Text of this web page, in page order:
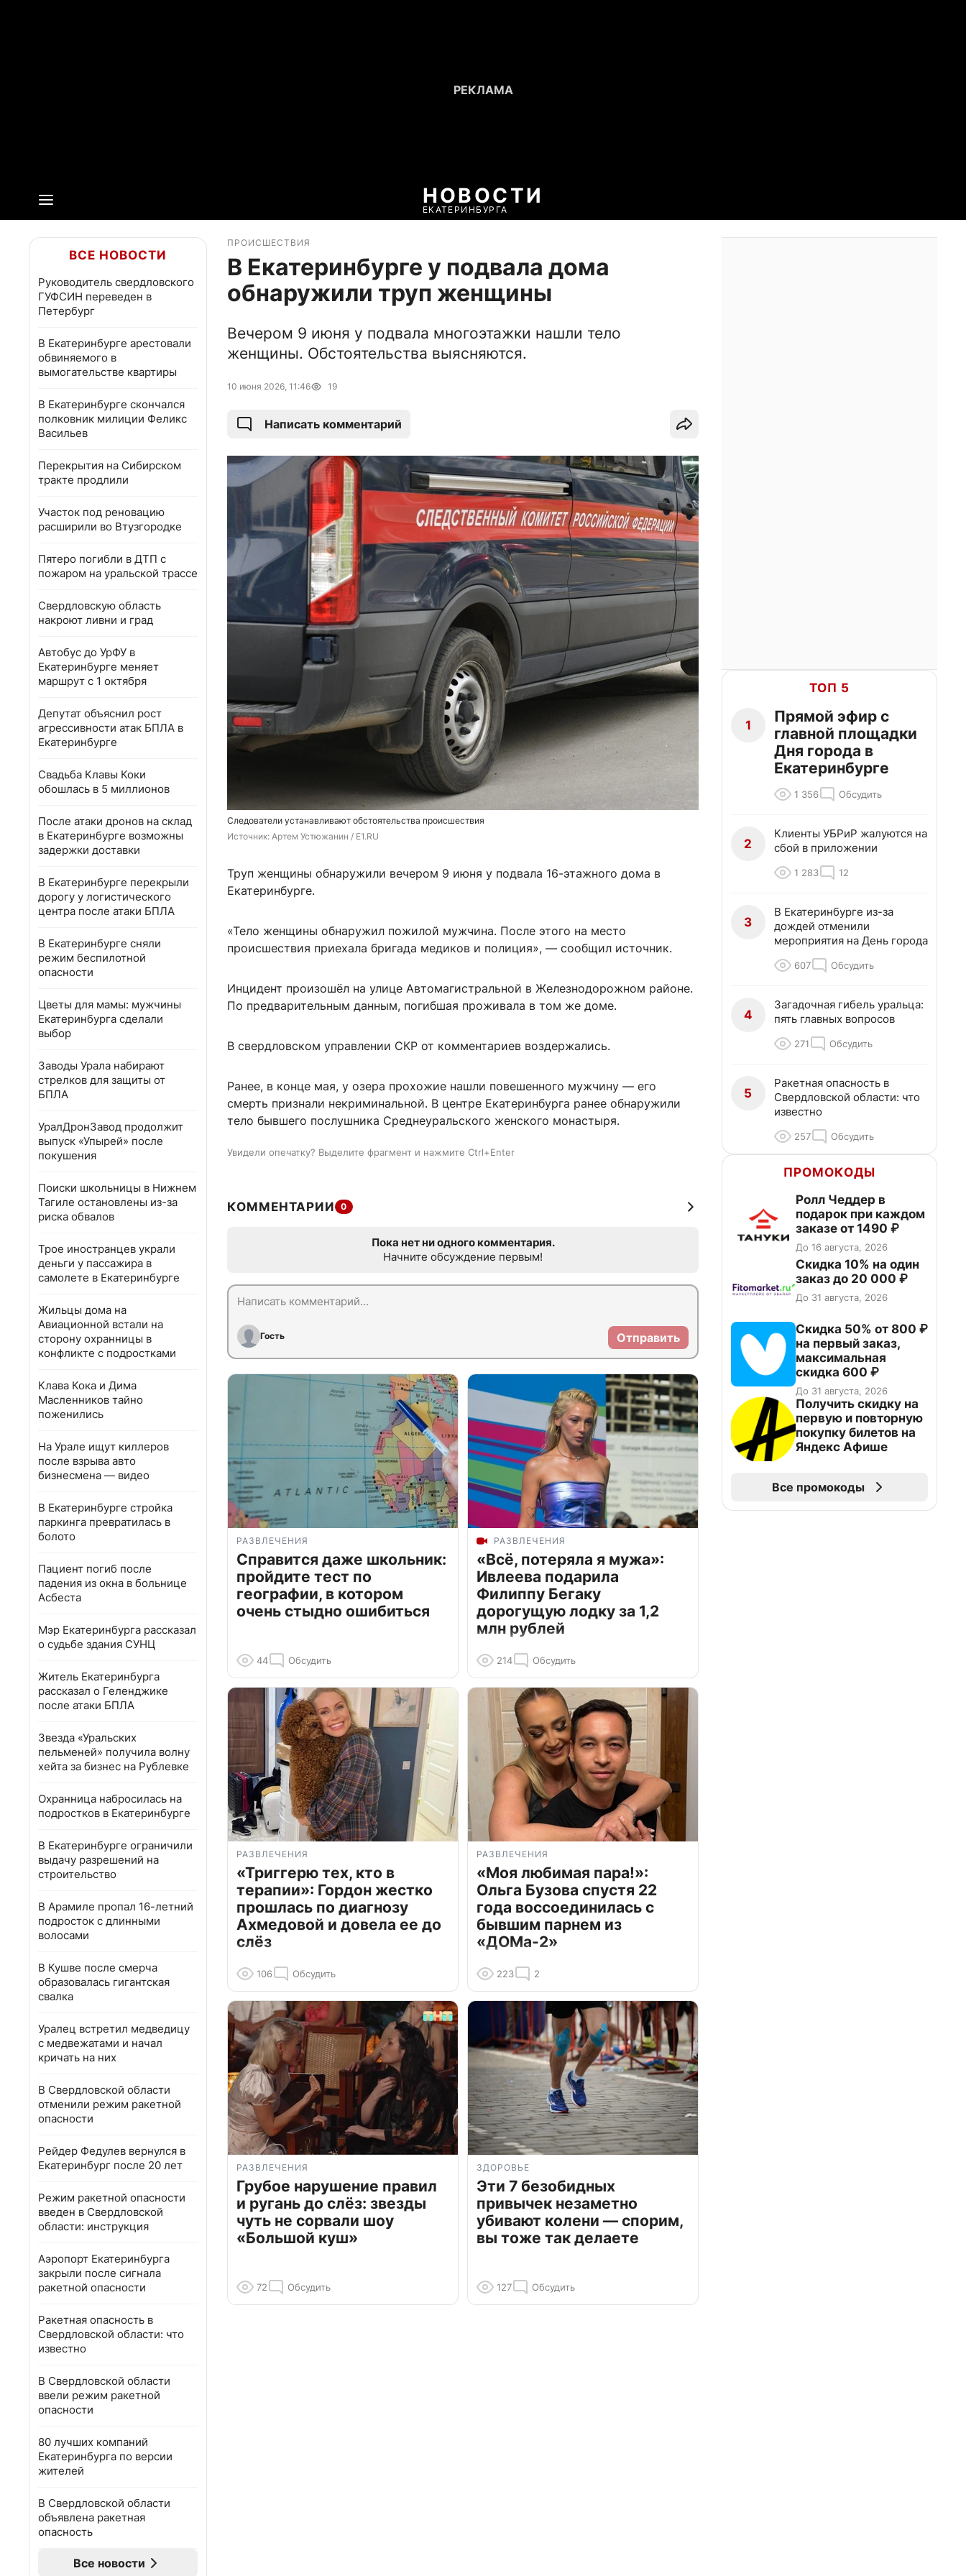
НОВОСТИ
ЕКАТЕРИНБУРГА
ВСЕ НОВОСТИ
Руководитель свердловского
ГУФСИН переведен в
Петербург
В Екатеринбурге арестовали
обвиняемого в
вымогательстве квартиры
В Екатеринбурге скончался
полковник милиции Феликс
Васильев
Перекрытия на Сибирском
тракте продлили
Участок под реновацию
расширили во Втузгородке
Пятеро погибли в ДТП с
пожаром на уральской трассе
Свердловскую область
накроют ливни и град
Автобус до УрФУ в
Екатеринбурге меняет
маршрут с 1 октября
Депутат объяснил рост
агрессивности атак БПЛА в
Екатеринбурге
Свадьба Клавы Коки
обошлась в 5 миллионов
После атаки дронов на склад
в Екатеринбурге возможны
задержки доставки
В Екатеринбурге перекрыли
дорогу у логистического
центра после атаки БПЛА
В Екатеринбурге сняли
режим беспилотной
опасности
Цветы для мамы: мужчины
Екатеринбурга сделали
выбор
Заводы Урала набирают
стрелков для защиты от
БПЛА
УралДронЗавод продолжит
выпуск «Упырей» после
покушения
Поиски школьницы в Нижнем
Тагиле остановлены из-за
риска обвалов
Трое иностранцев украли
деньги у пассажира в
самолете в Екатеринбурге
Жильцы дома на
Авиационной встали на
сторону охранницы в
конфликте с подростками
Клава Кока и Дима
Масленников тайно
поженились
На Урале ищут киллеров
после взрыва авто
бизнесмена — видео
В Екатеринбурге стройка
паркинга превратилась в
болото
Пациент погиб после
падения из окна в больнице
Асбеста
Мэр Екатеринбурга рассказал
о судьбе здания СУНЦ
Житель Екатеринбурга
рассказал о Геленджике
после атаки БПЛА
Звезда «Уральских
пельменей» получила волну
хейта за бизнес на Рублевке
Охранница набросилась на
подростков в Екатеринбурге
В Екатеринбурге ограничили
выдачу разрешений на
строительство
В Арамиле пропал 16-летний
подросток с длинными
волосами
В Кушве после смерча
образовалась гигантская
свалка
Уралец встретил медведицу
с медвежатами и начал
кричать на них
В Свердловской области
отменили режим ракетной
опасности
Рейдер Федулев вернулся в
Екатеринбург после 20 лет
Режим ракетной опасности
введен в Свердловской
области: инструкция
Аэропорт Екатеринбурга
закрыли после сигнала
ракетной опасности
Ракетная опасность в
Свердловской области: что
известно
В Свердловской области
ввели режим ракетной
опасности
80 лучших компаний
Екатеринбурга по версии
жителей
В Свердловской области
объявлена ракетная
опасность
Все новости
ПРОИСШЕСТВИЯ
В Екатеринбурге у подвала дома
обнаружили труп женщины
Вечером 9 июня у подвала многоэтажки нашли тело
женщины. Обстоятельства выясняются.
10 июня 2026, 11:46 19
Написать комментарий
Следователи устанавливают обстоятельства происшествия
Источник: Артем Устюжанин / E1.RU
Труп женщины обнаружили вечером 9 июня у подвала 16-этажного дома в
Екатеринбурге.
«Тело женщины обнаружил пожилой мужчина. После этого на место
происшествия приехала бригада медиков и полиция», — сообщил источник.
Инцидент произошёл на улице Автомагистральной в Железнодорожном районе.
По предварительным данным, погибшая проживала в том же доме.
В свердловском управлении СКР от комментариев воздержались.
Ранее, в конце мая, у озера прохожие нашли повешенного мужчину — его
смерть признали некриминальной. В центре Екатеринбурга ранее обнаружили
тело бывшего послушника Среднеуральского женского монастыря.
Увидели опечатку? Выделите фрагмент и нажмите Ctrl+Enter
КОММЕНТАРИИ 0
Пока нет ни одного комментария.
Начните обсуждение первым!
Гость Отправить
РАЗВЛЕЧЕНИЯ
Справится даже школьник:
пройдите тест по
географии, в котором
очень стыдно ошибиться
44 Обсудить
РАЗВЛЕЧЕНИЯ
«Всё, потеряла я мужа»:
Ивлеева подарила
Филиппу Бегаку
дорогущую лодку за 1,2
млн рублей
214 Обсудить
РАЗВЛЕЧЕНИЯ
«Триггерю тех, кто в
терапии»: Гордон жестко
прошлась по диагнозу
Ахмедовой и довела ее до
слёз
106 Обсудить
РАЗВЛЕЧЕНИЯ
«Моя любимая пара!»:
Ольга Бузова спустя 22
года воссоединилась с
бывшим парнем из
«ДОМа-2»
223 2
РАЗВЛЕЧЕНИЯ
Грубое нарушение правил
и ругань до слёз: звезды
чуть не сорвали шоу
«Большой куш»
72 Обсудить
ЗДОРОВЬЕ
Эти 7 безобидных
привычек незаметно
убивают колени — спорим,
вы тоже так делаете
127 Обсудить
ТОП 5
1
Прямой эфир с
главной площадки
Дня города в
Екатеринбурге
1 356 Обсудить
2
Клиенты УБРиР жалуются на
сбой в приложении
1 283 12
3
В Екатеринбурге из-за
дождей отменили
мероприятия на День города
607 Обсудить
4
Загадочная гибель уральца:
пять главных вопросов
271 Обсудить
5
Ракетная опасность в
Свердловской области: что
известно
257 Обсудить
ПРОМОКОДЫ
Ролл Чеддер в
подарок при каждом
заказе от 1490 ₽
До 16 августа, 2026
Скидка 10% на один
заказ до 20 000 ₽
До 31 августа, 2026
Скидка 50% от 800 ₽
на первый заказ,
максимальная
скидка 600 ₽
До 31 августа, 2026
Получить скидку на
первую и повторную
покупку билетов на
Яндекс Афише
Все промокоды